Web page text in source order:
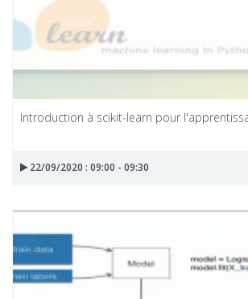
Introduction à scikit-learn pour
22/09/2020 : 09:00 - 09:30